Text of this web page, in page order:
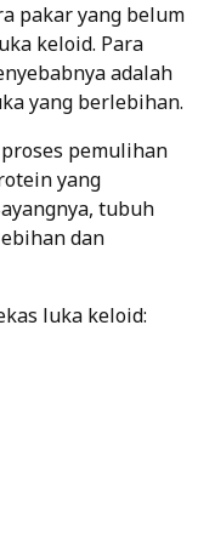
pakar yang belum
keloid. Para
adalah
yang berlebihan.
pemulihan
yang
tubuh
dan
luka keloid: